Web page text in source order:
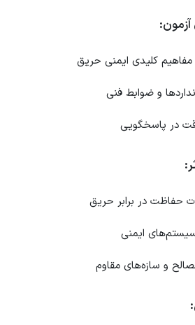
آزمون:
مفاهیم کلیدی ایمنی حریق
و ضوابط فنی
در پاسخگویی
حفاظت در برابر حریق
ایمنی
و سازه‌های مقاوم